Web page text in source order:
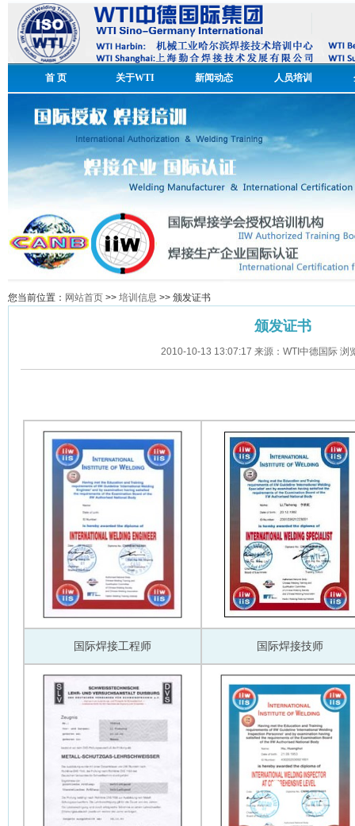
首 页 关于WTI 新闻动态 人员培训
您当前位置： 网站首页 >> 培训信息 >> 颁发证书
颁发证书
2010-10-13 13:07:17 来源：WTI中德国际 浏
国际焊接工程师 国际焊接技师